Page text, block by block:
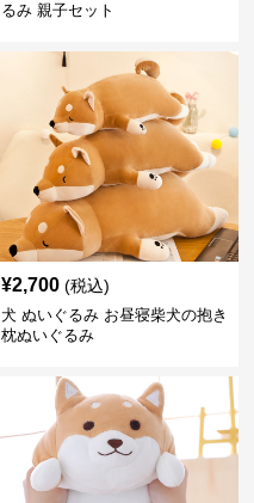
るみ 親子セット
¥2,700 (税込)
犬 ぬいぐるみ お昼寝柴犬の抱き
枕ぬいぐるみ